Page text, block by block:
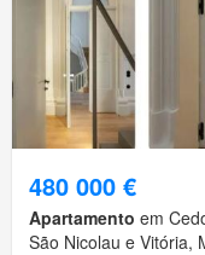
480 000 €
Apartamento em
São Nicolau e Vitória,